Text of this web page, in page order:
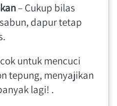
– Cukup bilas
dapur tetap
untuk mencuci
tepung, menyajikan
lagi! .